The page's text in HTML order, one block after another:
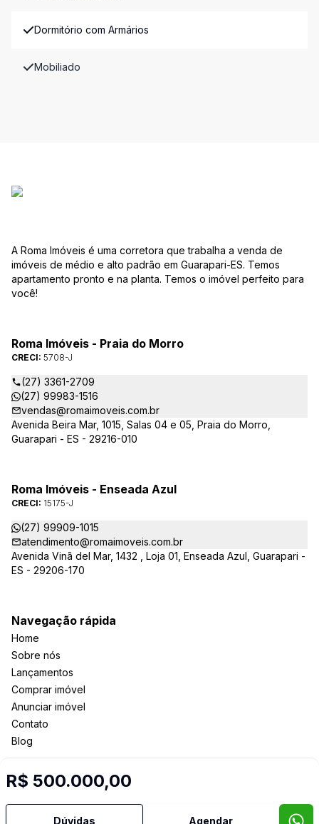
Dormitório com Armários
Mobiliado
R$ 500.000,00
Dúvidas Agendar
A Roma Imóveis é uma corretora que trabalha a venda de
imóveis de médio e alto padrão em Guarapari-ES. Temos
apartamento pronto e na planta. Temos o imóvel perfeito para
você!
Roma Imóveis - Praia do Morro
CRECI: 5708-J
(27) 3361-2709
(27) 99983-1516
vendas@romaimoveis.com.br
Avenida Beira Mar, 1015, Salas 04 e 05, Praia do Morro,
Guarapari - ES - 29216-010
Roma Imóveis - Enseada Azul
CRECI: 15175-J
(27) 99909-1015
atendimento@romaimoveis.com.br
Avenida Vinã del Mar, 1432 , Loja 01, Enseada Azul, Guarapari -
ES - 29206-170
Navegação rápida
Home
Sobre nós
Lançamentos
Comprar imóvel
Anunciar imóvel
Contato
Blog
Selo de Tecnologia Loft